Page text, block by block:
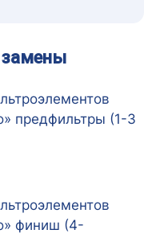
предфильтры (1-3
финиш (4-